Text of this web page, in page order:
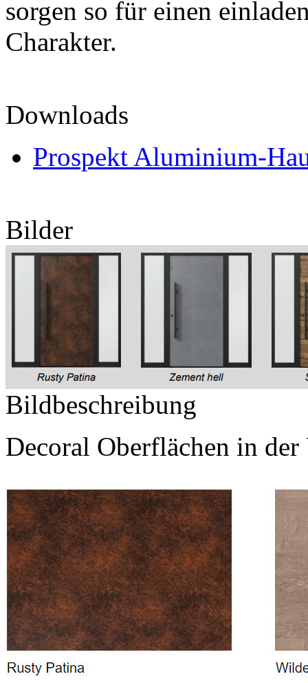
sorgen so für einen
Charakter.
Downloads
Prospekt Aluminium-
Bilder
Bildbeschreibung
Decoral Oberflächen in der